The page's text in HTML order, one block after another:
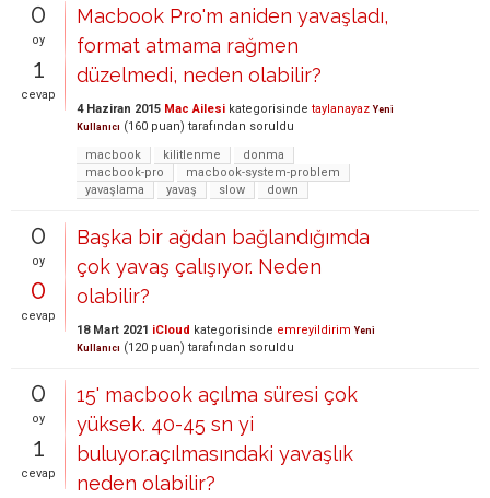
0
oy
1
cevap
Macbook Pro'm aniden yavaşladı,
format atmama rağmen
düzelmedi, neden olabilir?
4 Haziran 2015 Mac Ailesi kategorisinde taylanayaz Yeni
Kullanıcı (160 puan) tarafından soruldu
macbook
kilitlenme
donma
macbook-pro
macbook-system-problem
yavaşlama
yavaş slow down
0
oy
0
cevap
Başka bir ağdan bağlandığımda
çok yavaş çalışıyor. Neden
olabilir?
18 Mart 2021 iCloud kategorisinde emreyildirim Yeni
Kullanıcı (120 puan) tarafından soruldu
0
oy
1
cevap
15' macbook açılma süresi çok
yüksek. 40-45 sn yi
buluyor.açılmasındaki yavaşlık
neden olabilir?